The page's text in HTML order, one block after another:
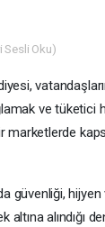
Sesli Oku)
ve tüketici
marketlerde
güvenliği,
altına alındığı